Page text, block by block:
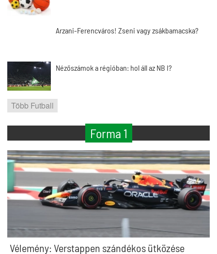
Arzani-Ferencváros! Zseni vagy zsákbamacska?
Nézőszámok a régióban: hol áll az NB I?
Több Futball
Forma 1
Vélemény: Verstappen szándékos ütközése